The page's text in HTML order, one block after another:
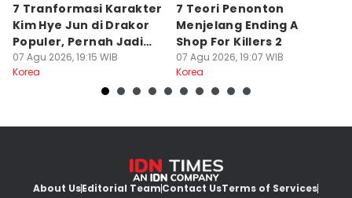
7 Tranformasi Karakter
Kim Hye Jun di Drakor
Populer, Pernah Jadi
Ratu
07 Agu 2026, 19:15 WIB
Korea
7 Teori Penonton
Menjelang Ending A
Shop For Killers 2
07 Agu 2026, 19:07 WIB
Korea
About UsEditorial TeamContact UsTerms of Services